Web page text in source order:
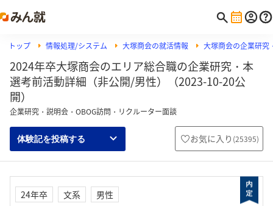
トップ 情報処理/システム 大塚商会の就活情報 大塚商会の企業研究
2024年卒大塚商会のエリア総合職の企業研究・本
選考前活動詳細（非公開/男性）（2023-10-20公
開）
企業研究・説明会・OBOG訪問・リクルーター面談
体験記を投稿する お気に入り (25395)
24年卒 文系
男性